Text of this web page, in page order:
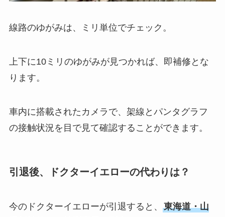
線路のゆがみは、ミリ単位でチェック。
上下に10ミリのゆがみが見つかれば、即補修とな
ります。
車内に搭載されたカメラで、架線とパンタグラフ
の接触状況を目で見て確認することができます。
引退後、ドクターイエローの代わりは？
今のドクターイエローが引退すると、 東海道・山